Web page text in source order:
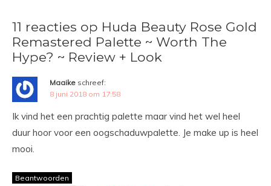
11 reacties op Huda Beauty Rose Gold
Remastered Palette ~ Worth The
Hype? ~ Review + Look
Maaike schreef:
8 juni 2018 om 17:58
Ik vind het een prachtig palette maar vind het wel heel
duur hoor voor een oogschaduwpalette. Je make up is heel
mooi.
Beantwoorden